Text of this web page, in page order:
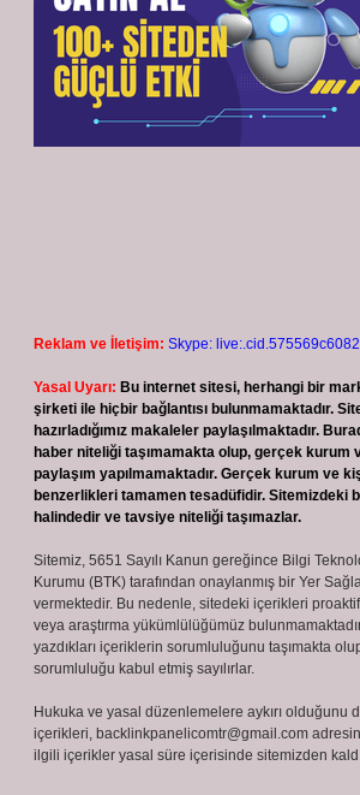
Reklam ve İletişim: Skype:
Yasal Uyarı: Bu internet sitesi, herhangi bir
şirketi ile hiçbir bağlantısı bulunmamaktadır.
hazırladığımız makaleler paylaşılmaktadır.
haber niteliği taşımamakta olup, gerçek kurum
paylaşım yapılmamaktadır. Gerçek kurum ve
benzerlikleri tamamen tesadüfidir. Sitemizdeki
halindedir ve tavsiye niteliği taşımazlar.
Sitemiz, 5651 Sayılı Kanun gereğince Bilgi
Kurumu (BTK) tarafından onaylanmış bir Yer
vermektedir. Bu nedenle, sitedeki içerikleri
veya araştırma yükümlülüğümüz
yazdıkları içeriklerin sorumluluğunu taşımakta
sorumluluğu kabul etmiş sayılırlar.
Hukuka ve yasal düzenlemelere aykırı olduğunu
içerikleri, backlinkpanelicomtr@gmail.com
ilgili içerikler yasal süre içerisinde sitemizden